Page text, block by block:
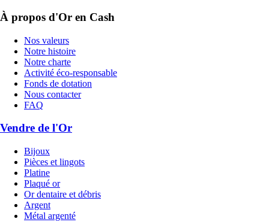
À propos d'Or en Cash
Nos valeurs
Notre histoire
Notre charte
Activité éco-responsable
Fonds de dotation
Nous contacter
FAQ
Vendre de l'Or
Bijoux
Pièces et lingots
Platine
Plaqué or
Or dentaire et débris
Argent
Métal argenté